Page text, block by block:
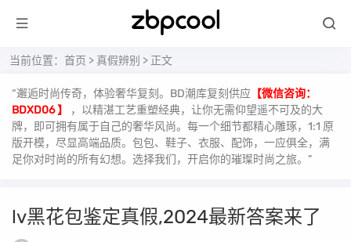
当前位置： 首页 > 真假辨别 > 正文
“邂逅时尚传奇，体验奢华复刻。BD潮库复刻供应 【微信咨询：
BDXD06 】
，以精湛工艺重塑经典，让你无需仰望遥不可及的大
牌，即可拥有属于自己的奢华风尚。每一个细节都精心雕琢，1:1 原
版开模，尽显高端品质。包包、鞋子、衣服、配饰，一应俱全，满
足你对时尚的所有幻想。选择我们，开启你的璀璨时尚之旅。”
lv黑花包鉴定真假,2024最新答案来了